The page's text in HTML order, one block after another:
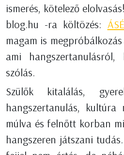
ismerés, kötelező
blog.hu -ra költözés:
magam is
ami hangszertanulásról,
szólás.
Szülők kitalálás,
hangszertanulás, kultúra
múlva és felnőtt korban
hangszeren játszani